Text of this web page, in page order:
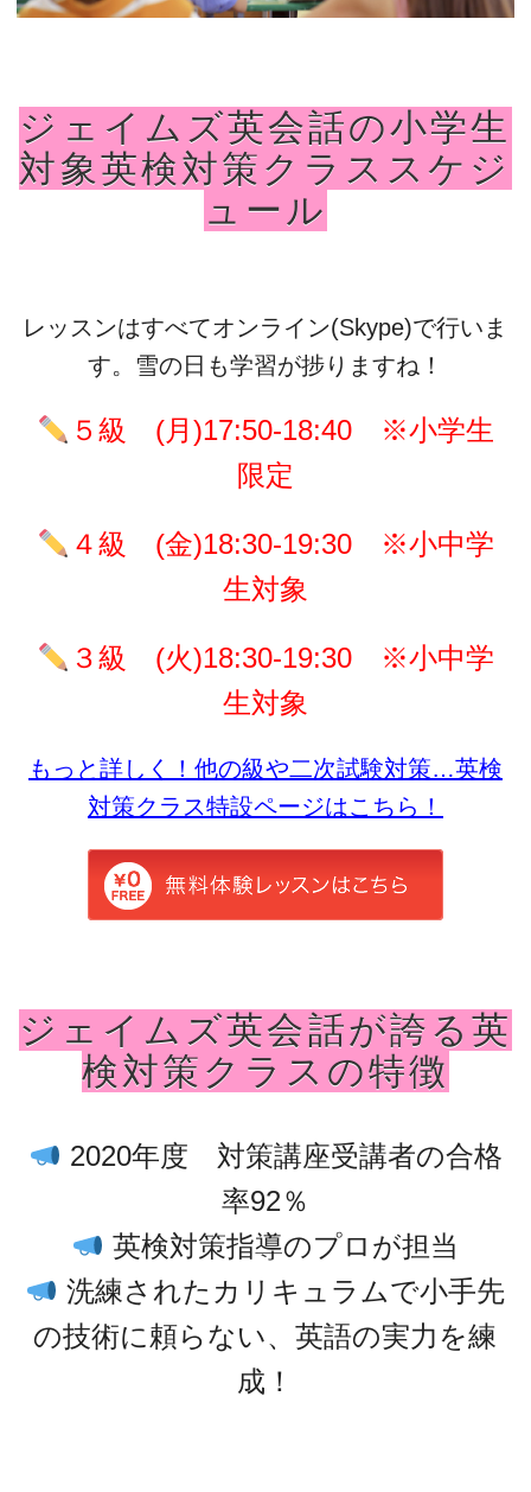
ジェイムズ英会話の小学生
対象英検対策クラススケジ
ュール
レッスンはすべてオンライン(Skype)で行いま
す。雪の日も学習が捗りますね！
５級 (月)17:50-18:40 ※小学生
限定
４級 (金)18:30-19:30 ※小中学
生対象
３級 (火)18:30-19:30 ※小中学
生対象
もっと詳しく！他の級や二次試験対策…英検
対策クラス特設ページはこちら！
ジェイムズ英会話が誇る英
検対策クラスの特徴
2020年度 対策講座受講者の合格
率92％
英検対策指導のプロが担当
洗練されたカリキュラムで小手先
の技術に頼らない、英語の実力を練
成！